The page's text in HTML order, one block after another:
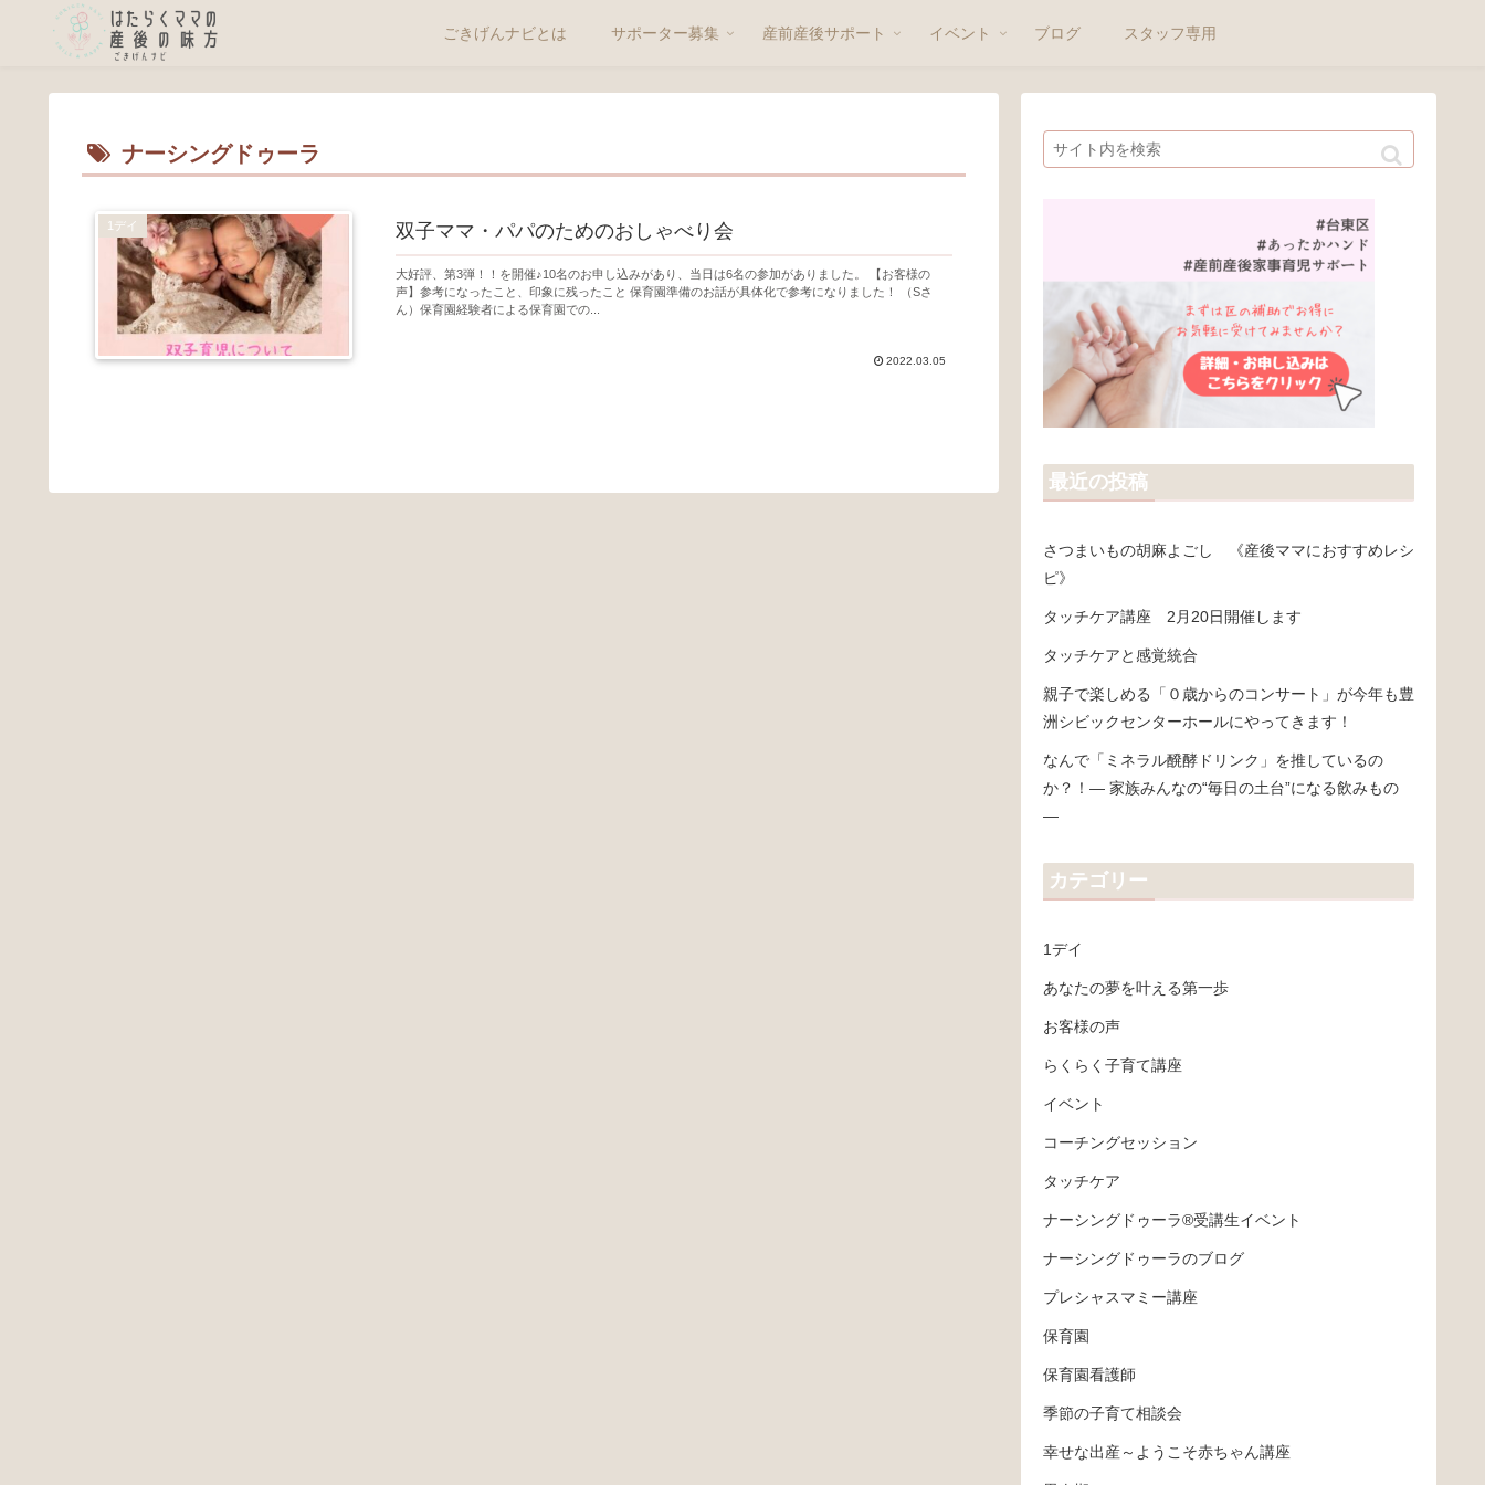
ごきげんナビとは サポーター募集 産前産後サポート イベント ブログ スタッフ専用
ナーシングドゥーラ
1デイ 双子ママ・パパのためのおしゃべり会
大好評、第3弾！！を開催♪10名のお申し込みがあり、当日は6名の参加がありました。 【お客様の
声】参考になったこと、印象に残ったこと 保育園準備のお話が具体化で参考になりました！ （Sさ
ん）保育園経験者による保育園での...
2022.03.05
最近の投稿
さつまいもの胡麻よごし 《産後ママにおすすめレシ
ピ》
タッチケア講座 2月20日開催します
タッチケアと感覚統合
親子で楽しめる「０歳からのコンサート」が今年も豊
洲シビックセンターホールにやってきます！
なんで「ミネラル醗酵ドリンク」を推しているの
か？！― 家族みんなの“毎日の土台”になる飲みもの
―
カテゴリー
1デイ
あなたの夢を叶える第一歩
お客様の声
らくらく子育て講座
イベント
コーチングセッション
タッチケア
ナーシングドゥーラ®受講生イベント
ナーシングドゥーラのブログ
プレシャスマミー講座
保育園
保育園看護師
季節の子育て相談会
幸せな出産～ようこそ赤ちゃん講座